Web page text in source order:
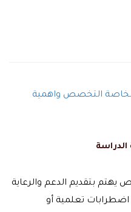
بتقديم الدعم والرعاية
اضطرابات تعلمية أو